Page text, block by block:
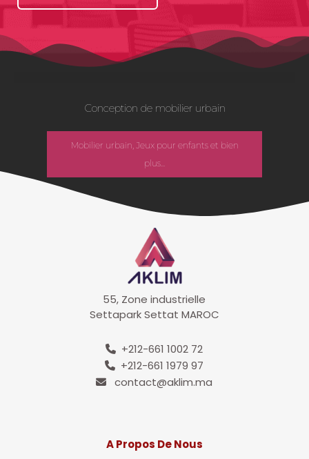
Conception de mobilier urbain
Mobilier urbain, Jeux pour enfants et bien
plus...
55, Zone industrielle
Settapark Settat MAROC
+212-661 1002 72
+212-661 1979 97
contact@aklim.ma
A Propos De Nous